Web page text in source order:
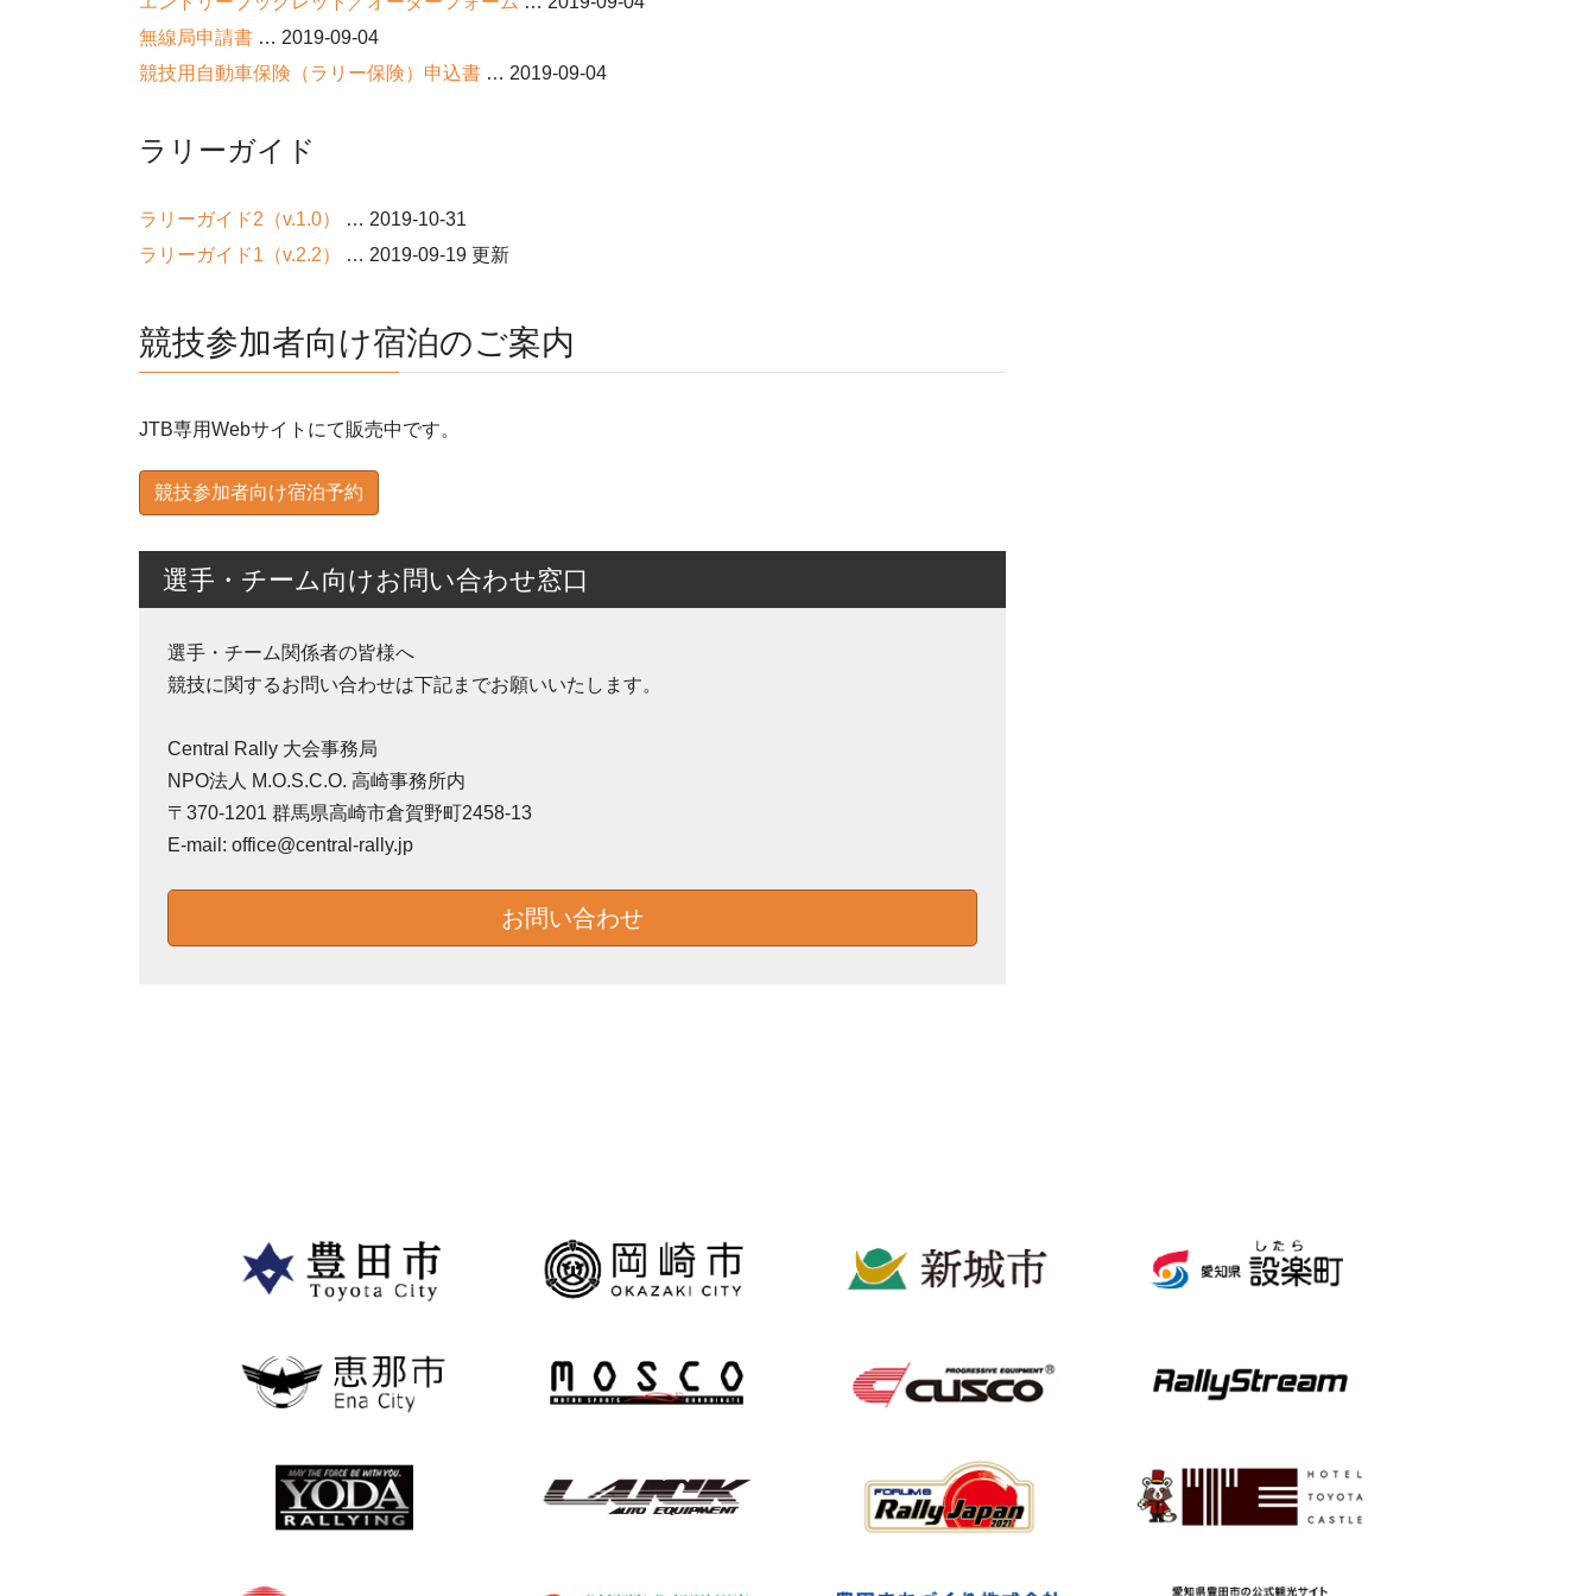
無線局申請書 … 2019-09-04
競技用自動車保険（ラリー保険）申込書 … 2019-09-04
ラリーガイド
ラリーガイド2（v.1.0）
… 2019-10-31
ラリーガイド1（v.2.2）
… 2019-09-19 更新
競技参加者向け宿泊のご案内
JTB専用Webサイトにて販売中です。
競技参加者向け宿泊予約
選手・チーム向けお問い合わせ窓口
選手・チーム関係者の皆様へ
競技に関するお問い合わせは下記までお願いいたします。
Central Rally 大会事務局
NPO法人 M.O.S.C.O. 高崎事務所内
〒370-1201 群馬県高崎市倉賀野町2458-13
E-mail: office@central-rally.jp
お問い合わせ